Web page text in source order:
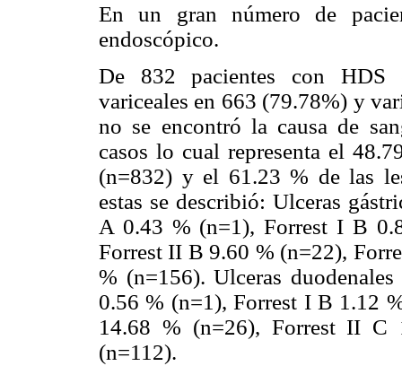
En un gran número de
endoscópico.
De 832 pacientes con HDS
variceales en 663 (79.78%) y
no se encontró la causa de
casos lo cual representa el
(n=832) y el 61.23 % de las
estas se describió: Ulceras
A 0.43 % (n=1), Forrest I B
Forrest II B 9.60 % (n=22),
% (n=156). Ulceras
0.56 % (n=1), Forrest I B 1.12
14.68 % (n=26), Forrest II
(n=112).